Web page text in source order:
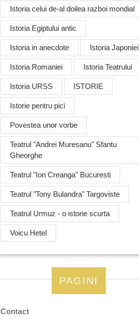
Istoria celui de-al doilea razboi mondial
Istoria Egiptului antic
Istoria in anecdote Istoria Japoniei
Istoria Romaniei Istoria Teatrului
Istoria URSS ISTORIE
Istorie pentru pici
Povestea unor vorbe
Teatrul "Andrei Muresanu" Sfantu
Gheorghe
Teatrul "Ion Creanga" Bucuresti
Teatrul "Tony Bulandra" Targoviste
Teatrul Urmuz - o istorie scurta
Voicu Hetel
PAGINI
Contact